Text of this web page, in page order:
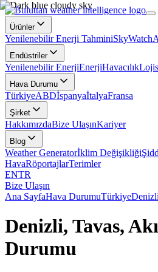
Ürünler
Yenilenebilir Enerji TahminiSkyWatch
Endüstriler
Yenilenebilir EnerjiEnerjiHavacılık
Hava Durumu
TürkiyeABDİspanyaİtalyaFransa
Şirket
HakkımızdaBize UlaşınKariyer
Blog
Weather Generatorİklim Değişikliği
HavaRöportajlarTerimler
ENTR
Bize Ulaşın
Ana SayfaHava DurumuTürkiyeDenizli
Denizli, Tavas,
Durumu